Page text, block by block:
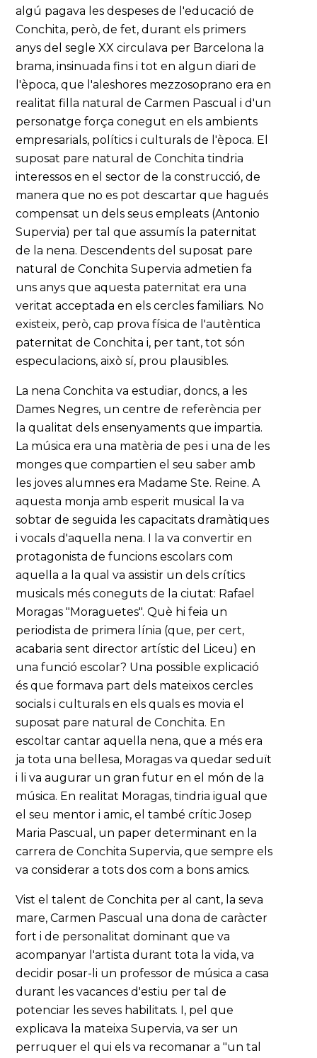
algú pagava les despeses de l'educació de
Conchita, però, de fet, durant els primers
anys del segle XX circulava per Barcelona la
brama, insinuada fins i tot en algun diari de
l'època, que l'aleshores mezzosoprano era en
realitat filla natural de Carmen Pascual i d'un
personatge força conegut en els ambients
empresarials, polítics i culturals de l'època. El
suposat pare natural de Conchita tindria
interessos en el sector de la construcció, de
manera que no es pot descartar que hagués
compensat un dels seus empleats (Antonio
Supervia) per tal que assumís la paternitat
de la nena. Descendents del suposat pare
natural de Conchita Supervia admetien fa
uns anys que aquesta paternitat era una
veritat acceptada en els cercles familiars. No
existeix, però, cap prova física de l'autèntica
paternitat de Conchita i, per tant, tot són
especulacions, això sí, prou plausibles.
La nena Conchita va estudiar, doncs, a les
Dames Negres, un centre de referència per
la qualitat dels ensenyaments que impartia.
La música era una matèria de pes i una de les
monges que compartien el seu saber amb
les joves alumnes era Madame Ste. Reine. A
aquesta monja amb esperit musical la va
sobtar de seguida les capacitats dramàtiques
i vocals d'aquella nena. I la va convertir en
protagonista de funcions escolars com
aquella a la qual va assistir un dels crítics
musicals més coneguts de la ciutat: Rafael
Moragas "Moraguetes". Què hi feia un
periodista de primera línia (que, per cert,
acabaria sent director artístic del Liceu) en
una funció escolar? Una possible explicació
és que formava part dels mateixos cercles
socials i culturals en els quals es movia el
suposat pare natural de Conchita. En
escoltar cantar aquella nena, que a més era
ja tota una bellesa, Moragas va quedar seduït
i li va augurar un gran futur en el món de la
música. En realitat Moragas, tindria igual que
el seu mentor i amic, el també crític Josep
Maria Pascual, un paper determinant en la
carrera de Conchita Supervia, que sempre els
va considerar a tots dos com a bons amics.
Vist el talent de Conchita per al cant, la seva
mare, Carmen Pascual una dona de caràcter
fort i de personalitat dominant que va
acompanyar l'artista durant tota la vida, va
decidir posar-li un professor de música a casa
durant les vacances d'estiu per tal de
potenciar les seves habilitats. I, pel que
explicava la mateixa Supervia, va ser un
perruquer el qui els va recomanar a "un tal